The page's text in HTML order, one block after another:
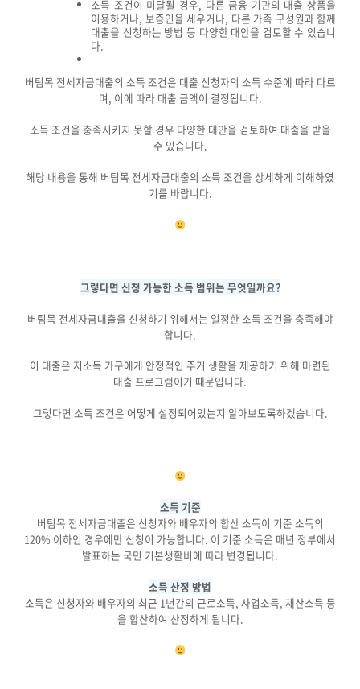
소득 조건이 미달될 경우, 다른 금융 기관의 대출 상품을
이용하거나, 보증인을 세우거나, 다른 가족 구성원과 함께
대출을 신청하는 방법 등 다양한 대안을 검토할 수 있습니
다.
버팀목 전세자금대출의 소득 조건은 대출 신청자의 소득 수준에 따라 다르
며, 이에 따라 대출 금액이 결정됩니다.
소득 조건을 충족시키지 못할 경우 다양한 대안을 검토하여 대출을 받을
수 있습니다.
해당 내용을 통해 버팀목 전세자금대출의 소득 조건을 상세하게 이해하였
기를 바랍니다.
그렇다면 신청 가능한 소득 범위는 무엇일까요?
버팀목 전세자금대출을 신청하기 위해서는 일정한 소득 조건을 충족해야
합니다.
이 대출은 저소득 가구에게 안정적인 주거 생활을 제공하기 위해 마련된
대출 프로그램이기 때문입니다.
그렇다면 소득 조건은 어떻게 설정되어있는지 알아보도록하겠습니다.
소득 기준
버팀목 전세자금대출은 신청자와 배우자의 합산 소득이 기준 소득의
120% 이하인 경우에만 신청이 가능합니다. 이 기준 소득은 매년 정부에서
발표하는 국민 기본생활비에 따라 변경됩니다.
소득 산정 방법
소득은 신청자와 배우자의 최근 1년간의 근로소득, 사업소득, 재산소득 등
을 합산하여 산정하게 됩니다.